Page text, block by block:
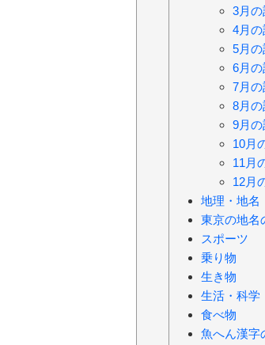
3月の
4月の
5月の
6月の
7月の
8月の
9月の
10月
11月
12月
地理・地名
東京の地名
スポーツ
乗り物
生き物
生活・科学
食べ物
魚へん漢字